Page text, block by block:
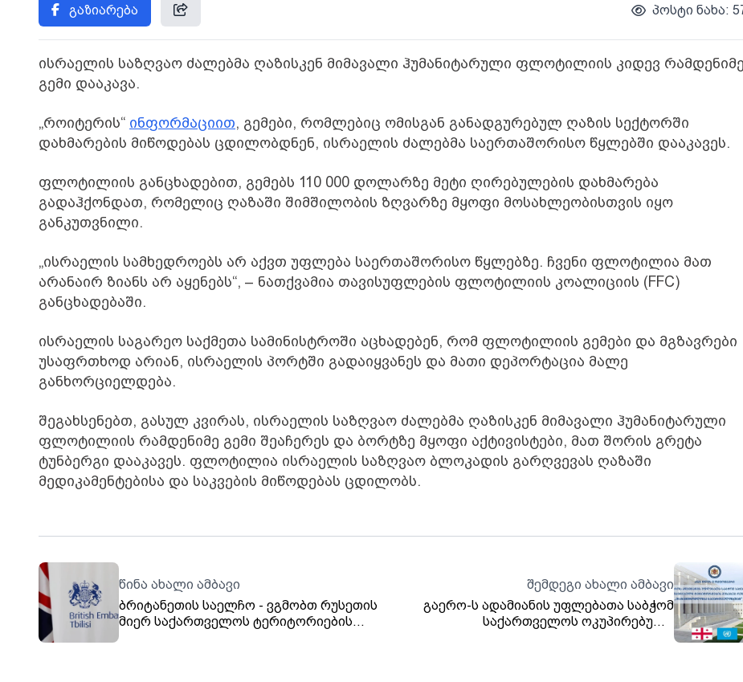
გაზიარება პოსტი ნახა:
ისრაელის საზღვაო ძალებმა ღაზისკენ მიმავალი ჰუმანიტარული ფლოტილიის კიდევ რამდენიმე
გემი დააკავა.
„როიტერის“ ინფორმაციით, გემები, რომლებიც ომისგან განადგურებულ ღაზის სექტორში
დახმარების მიწოდებას ცდილობდნენ, ისრაელის ძალებმა საერთაშორისო წყლებში დააკავეს.
ფლოტილიის განცხადებით, გემებს 110 000 დოლარზე მეტი ღირებულების დახმარება
გადაჰქონდათ, რომელიც ღაზაში შიმშილობის ზღვარზე მყოფი მოსახლეობისთვის იყო
განკუთვნილი.
„ისრაელის სამხედროებს არ აქვთ უფლება საერთაშორისო წყლებზე. ჩვენი ფლოტილია მათ
არანაირ ზიანს არ აყენებს“, – ნათქვამია თავისუფლების ფლოტილიის კოალიციის (FFC)
განცხადებაში.
ისრაელის საგარეო საქმეთა სამინისტროში აცხადებენ, რომ ფლოტილიის გემები და მგზავრები
უსაფრთხოდ არიან, ისრაელის პორტში გადაიყვანეს და მათი დეპორტაცია მალე
განხორციელდება.
შეგახსენებთ, გასულ კვირას, ისრაელის საზღვაო ძალებმა ღაზისკენ მიმავალი ჰუმანიტარული
ფლოტილიის რამდენიმე გემი შეაჩერეს და ბორტზე მყოფი აქტივისტები, მათ შორის გრეტა
ტუნბერგი დააკავეს. ფლოტილია ისრაელის საზღვაო ბლოკადის გარღვევას ღაზაში
მედიკამენტებისა და საკვების მიწოდებას ცდილობს.
წინა ახალი ამბავი
ბრიტანეთის საელჩო - ვგმობთ რუსეთის
მიერ საქართველოს ტერიტორიების
შემდეგი ახალი ამბავი
გაერო-ს ადამიანის უფლებათა საბჭომ
საქართველოს ოკუპირებული
ტერიტორიების შესახებ რეზოლუცია -